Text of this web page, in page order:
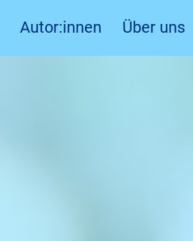
Autor:innen Über uns